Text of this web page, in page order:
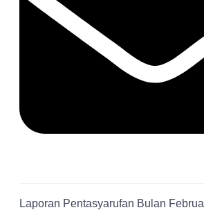
Laporan Pentasyarufan Bulan